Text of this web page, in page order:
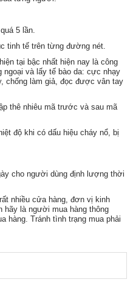
5 lần.
tinh tế trên từng đường nét.
tại bậc nhất hiện nay là công
ngoại và lấy tế bào da: cực nhạy
chống làm giả, đọc được vân tay
thê nhiêu mã trước và sau mã
độ khi có dấu hiệu cháy nổ, bị
cho người dùng định lượng thời
nhiều cửa hàng, đơn vị kinh
hãy là người mua hàng thông
hàng. Tránh tình trạng mua phải